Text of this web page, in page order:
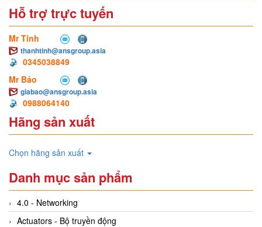
Hỗ trợ trực tuyến
Mr Tính
thanhtinh@ansgroup.asia
0345038849
Mr Bảo
giabao@ansgroup.asia
0988064140
Hãng sản xuất
Chọn hãng sản xuất
Danh mục sản phẩm
4.0 - Networking
Actuators - Bộ truyền động